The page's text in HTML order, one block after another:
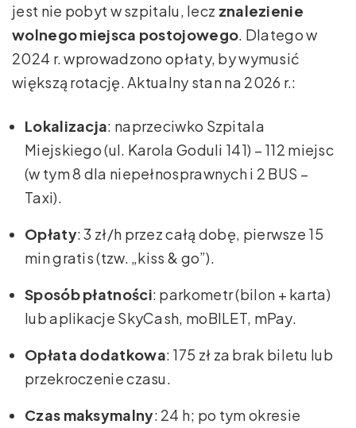
jest nie pobyt w szpitalu, lecz znalezienie
wolnego miejsca postojowego. Dlatego w
2024 r. wprowadzono opłaty, by wymusić
większą rotację. Aktualny stan na 2026 r.:
Lokalizacja: naprzeciwko Szpitala
Miejskiego (ul. Karola Goduli 141) – 112 miejsc
(w tym 8 dla niepełnosprawnych i 2 BUS –
Taxi).
Opłaty: 3 zł/h przez całą dobę, pierwsze 15
min gratis (tzw. „kiss & go”).
Sposób płatności: parkometr (bilon + karta)
lub aplikacje SkyCash, moBILET, mPay.
Opłata dodatkowa: 175 zł za brak biletu lub
przekroczenie czasu.
Czas maksymalny: 24 h; po tym okresie